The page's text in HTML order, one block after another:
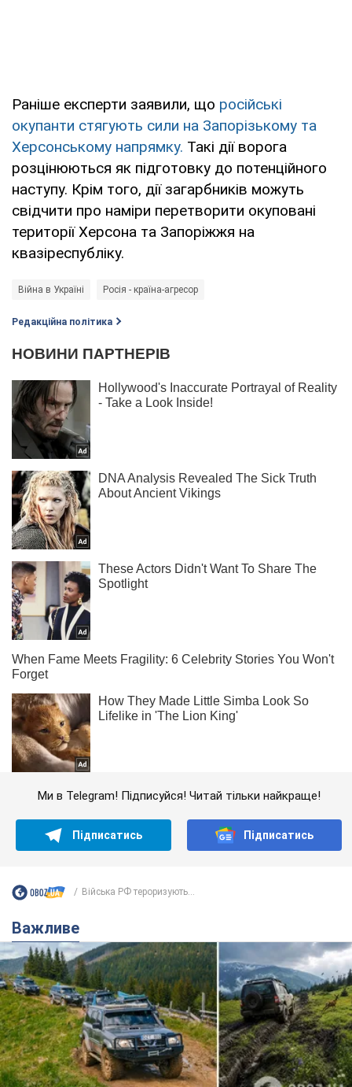
Раніше експерти заявили, що російські
окупанти стягують сили на Запорізькому та
Херсонському напрямку. Такі дії ворога
розцінюються як підготовку до потенційного
наступу. Крім того, дії загарбників можуть
свідчити про наміри перетворити окуповані
території Херсона та Запоріжжя на
квазіреспубліку.
Війна в Україні Росія - країна-агресор
Редакційна політика
Ми в Telegram! Підписуйся! Читай тільки найкраще!
Підписатись Підписатись
Війська РФ тероризують...
Важливе